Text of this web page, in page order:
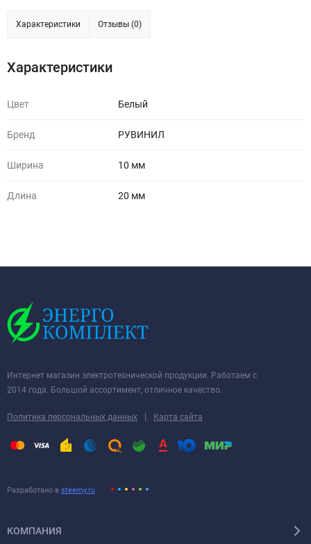
Характеристики Отзывы (0)
Характеристики
Цвет Белый
Бренд РУВИНИЛ
Ширина 10 мм
Длина 20 мм
Интернет магазин электротехнической продукции. Работаем с
2014 года. Большой ассортимент, отличное качество.
Политика персональных данных | Карта сайта
Разработано в steemy.ru
КОМПАНИЯ